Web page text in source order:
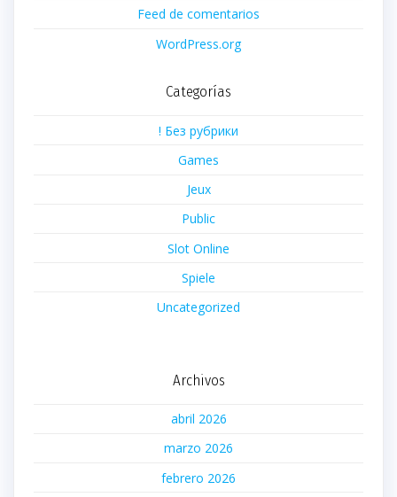
Feed de comentarios
WordPress.org
Categorías
! Без рубрики
Games
Jeux
Public
Slot Online
Spiele
Uncategorized
Archivos
abril 2026
marzo 2026
febrero 2026